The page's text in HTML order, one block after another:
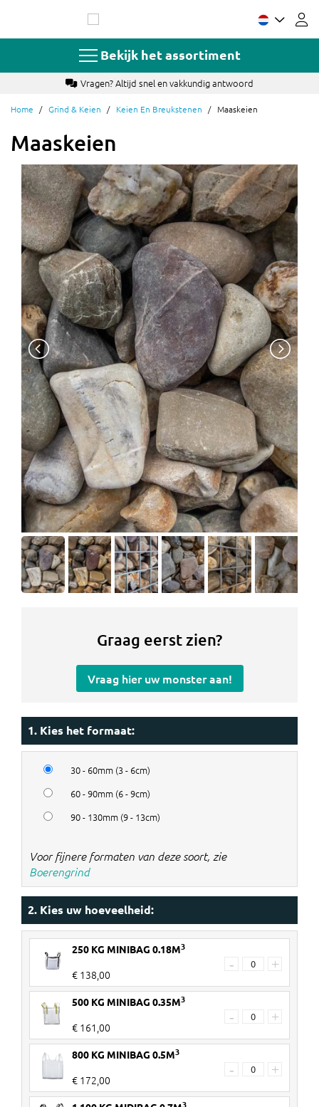
de
Bekijk het assortiment
Vragen? Altijd snel en vakkundig antwoord
Home Grind & Keien Keien En Breukstenen Maaskeien
Maaskeien
Graag eerst zien?
Vraag hier uw monster aan!
1. Kies het formaat:
30 - 60mm (3 - 6cm)
60 - 90mm (6 - 9cm)
90 - 130mm (9 - 13cm)
Voor fijnere formaten van deze soort, zie
Boerengrind
2. Kies uw hoeveelheid:
250 KG MINIBAG 0.18M3
€ 138,00
- +
500 KG MINIBAG 0.35M3
€ 161,00
- +
800 KG MINIBAG 0.5M3
€ 172,00
- +
3